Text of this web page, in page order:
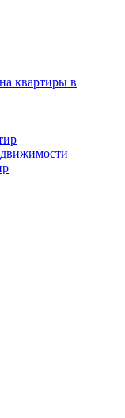
квартиры в